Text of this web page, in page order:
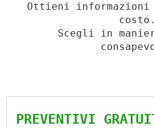
Ottieni
costo.
Scegli in
PREVENTIVI